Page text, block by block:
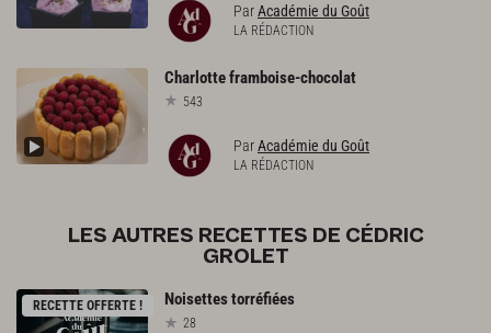
ParAcadémie du Goût
LA RÉDACTION
Charlotteframboise-chocolat
543
ParAcadémie du Goût
LA RÉDACTION
LES AUTRES RECETTES DE CÉDRIC
GROLET
RECETTE OFFERTE ! Noisettestorréfiées
28